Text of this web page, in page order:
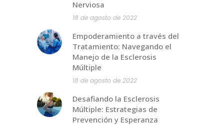
Nerviosa
18 de agosto de 2022
Empoderamiento a través del
Tratamiento: Navegando el
Manejo de la Esclerosis
Múltiple
18 de agosto de 2022
Desafiando la Esclerosis
Múltiple: Estrategias de
Prevención y Esperanza